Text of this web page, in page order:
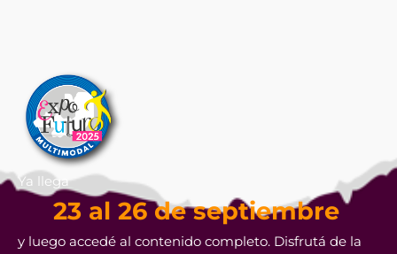
Ya llega
23 al 26 de septiembre
y luego accedé al contenido completo. Disfrutá de la